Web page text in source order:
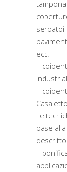
serbatoi
ecc.
–
–
Le
base
–